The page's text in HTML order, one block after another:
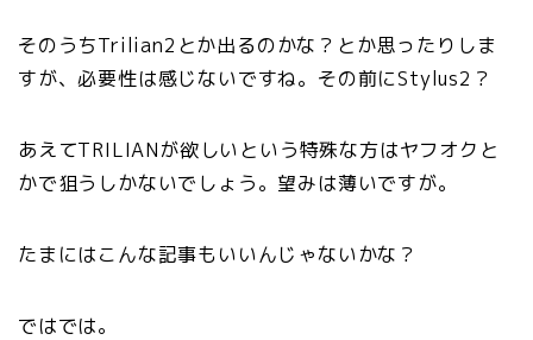
そのうちTrilian2とか出るのかな？とか思ったりしま
すが、必要性は感じないですね。その前にStylus2？
あえてTRILIANが欲しいという特殊な方はヤフオクと
かで狙うしかないでしょう。望みは薄いですが。
たまにはこんな記事もいいんじゃないかな？
ではでは。